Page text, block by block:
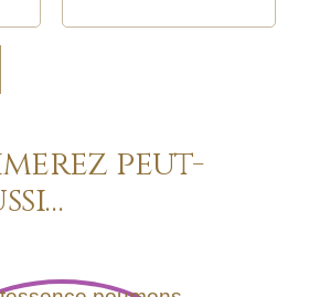
peut-